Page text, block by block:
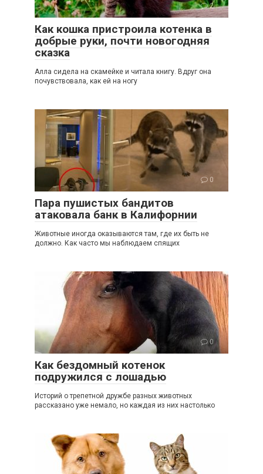
2
Как кошка пристроила котенка в
добрые руки, почти новогодняя
сказка
Алла сидела на скамейке и читала книгу. Вдруг она
почувствовала, как ей на ногу
0
Пара пушистых бандитов
атаковала банк в Калифорнии
Животные иногда оказываются там, где их быть не
должно. Как часто мы наблюдаем спящих
0
Как бездомный котенок
подружился с лошадью
Историй о трепетной дружбе разных животных
рассказано уже немало, но каждая из них настолько